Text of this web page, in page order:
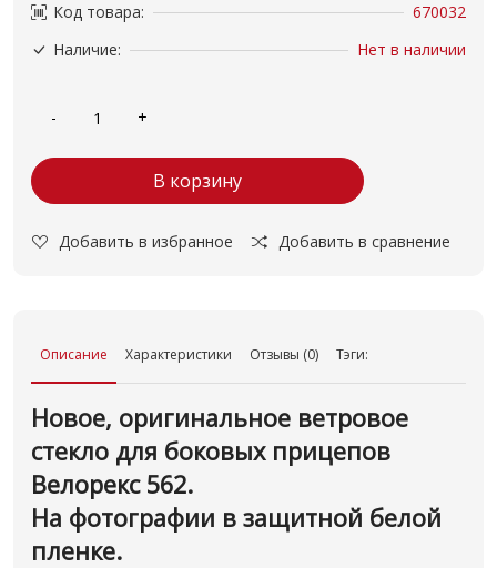
Код товара:
670032
Наличие:
Нет в наличии
В корзину
Добавить в избранное Добавить в сравнение
Описание Характеристики Отзывы (0) Тэги:
Новое, оригинальное ветровое
стекло для боковых прицепов
Велорекс 562.
На фотографии в защитной белой
пленке.